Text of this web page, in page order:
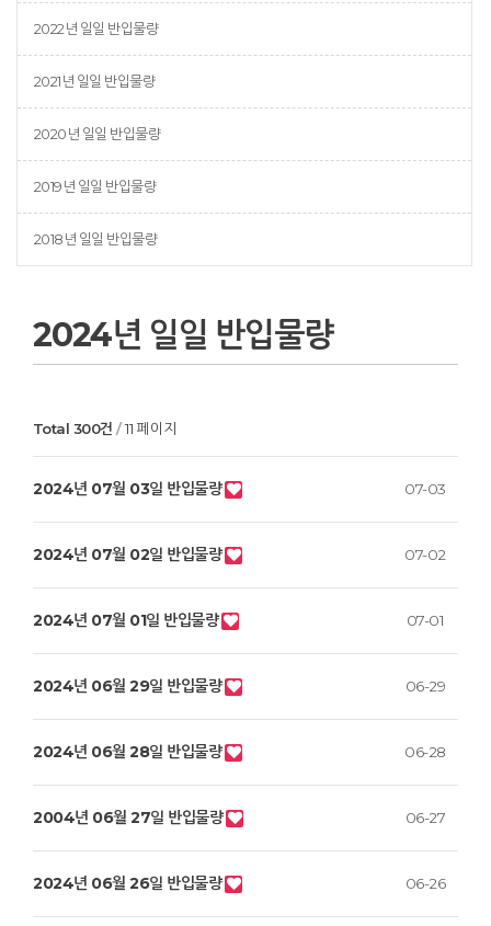
2022년 일일 반입물량
2021년 일일 반입물량
2020년 일일 반입물량
2019년 일일 반입물량
2018년 일일 반입물량
2024년 일일 반입물량
Total 300건 11 페이지
2024년 07월 03일 반입물량 07-03
2024년 07월 02일 반입물량 07-02
2024년 07월 01일 반입물량 07-01
2024년 06월 29일 반입물량 06-29
2024년 06월 28일 반입물량 06-28
2004년 06월 27일 반입물량 06-27
2024년 06월 26일 반입물량 06-26